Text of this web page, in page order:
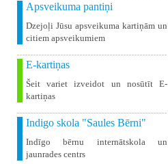
Apsveikuma pantiņi
Dzejoļi Jūsu apsveikuma kartiņām un
citiem apsveikumiem
E-kartiņas
Šeit variet izveidot un nosūtīt E-
kartiņas
Indigo skola "Saules Bērni"
Indīgo bērnu internātskola un
jaunrades centrs